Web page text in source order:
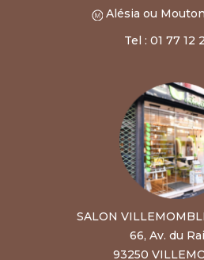
Alésia ou
Tel : 01 77 12
SALON
66, Av. du
93250